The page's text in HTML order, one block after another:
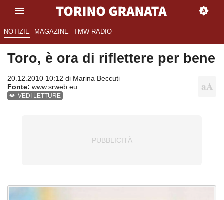
NOTIZIE MAGAZINE TMW RADIO
Toro, è ora di riflettere per bene
20.12.2010 10:12 di Marina Beccuti
Fonte: www.srweb.eu
VEDI LETTURE